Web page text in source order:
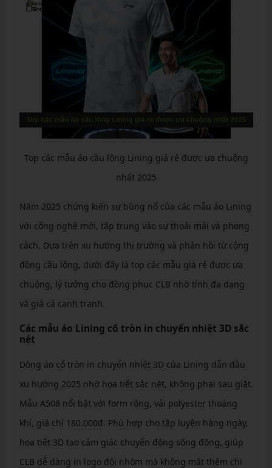
Top các mẫu áo cầu lông Lining giá rẻ được ưa chuộng
nhất 2025
Năm 2025 chứng kiến sự bùng nổ của các mẫu áo Lining
với công nghệ mới, tập trung vào sự thoải mái và phong
cách. Dựa trên xu hướng thị trường và phản hồi từ cộng
đồng cầu lông, dưới đây là top các mẫu giá rẻ được ưa
chuộng, lý tưởng cho đồng phục CLB nhờ tính đa dạng
và giá cả cạnh tranh.
Các mẫu áo Lining cổ tròn in chuyển nhiệt 3D sắc
nét
Dòng áo cổ tròn in chuyển nhiệt 3D của Lining dẫn đầu
xu hướng 2025 nhờ họa tiết sắc nét, không phai sau giặt.
Mẫu A508 nổi bật với form rộng, vải polyester thoáng
khí, giá chỉ 180.000đ. Phù hợp cho tập luyện hàng ngày,
họa tiết 3D tạo cảm giác chuyển động sống động, giúp
CLB dễ dàng in logo đội nhóm mà không mất thêm chi